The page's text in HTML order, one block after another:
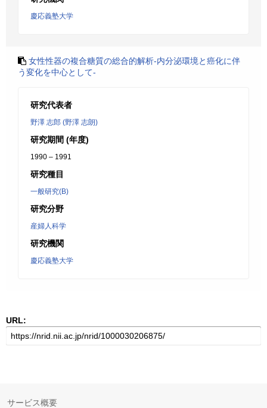
慶応義塾大学
女性性器の複合糖質の総合的解析‐内分泌環境と癌化に伴
う変化を中心として‐
研究代表者
野澤 志郎 (野澤 志朗)
研究期間 (年度)
1990 – 1991
研究種目
一般研究(B)
研究分野
産婦人科学
研究機関
慶応義塾大学
URL:
サービス概要